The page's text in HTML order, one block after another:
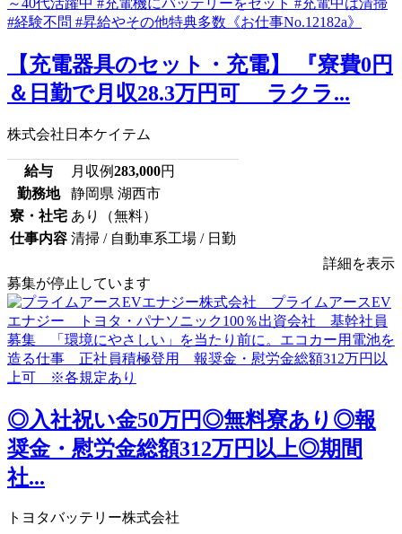
【充電器具のセット・充電】 『寮費0円
＆日勤で月収28.3万円可 ラクラ...
株式会社日本ケイテム
給与 月収例283,000円
勤務地
静岡県 湖西市
寮・社宅 あり（無料）
仕事内容 清掃 / 自動車系工場 / 日勤
詳細を表示
募集が停止しています
◎入社祝い金50万円◎無料寮あり◎報
奨金・慰労金総額312万円以上◎期間
社...
トヨタバッテリー株式会社